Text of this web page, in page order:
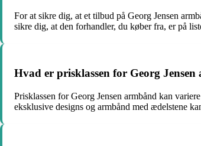
For at sikre dig, at et tilbud på Georg Jensen
sikre dig, at den forhandler, du køber fra, er på
Hvad er prisklassen for Georg Jensen
Prisklassen for Georg Jensen armbånd kan
eksklusive designs og armbånd med ædelstene